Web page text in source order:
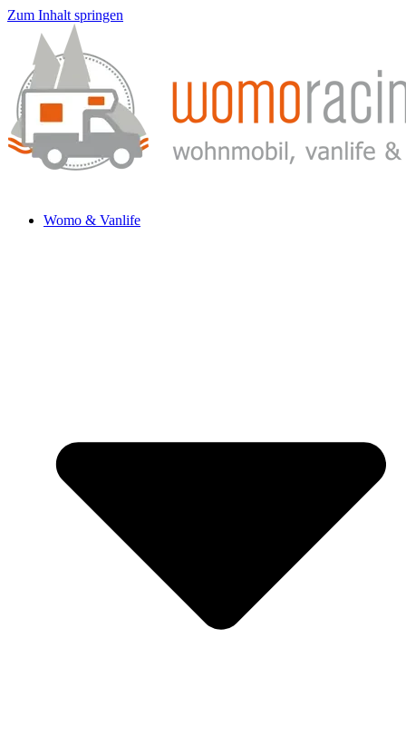
Zum Inhalt springen
Womo & Vanlife